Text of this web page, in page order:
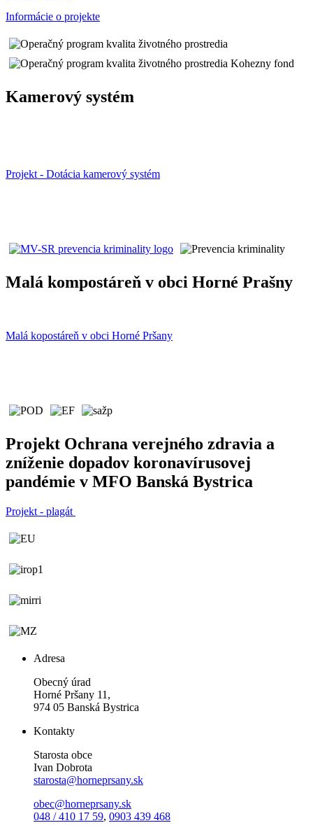
Informácie o projekte
Kamerový systém
Projekt - Dotácia kamerový systém
Malá kompostáreň v obci Horné Prašny
Malá kopostáreň v obci Horné Pršany
Projekt Ochrana verejného zdravia a
zníženie dopadov koronavírusovej
pandémie v MFO Banská Bystrica
Projekt - plagát
Adresa
Obecný úrad
Horné Pršany 11,
974 05 Banská Bystrica
Kontakty
Starosta obce
Ivan Dobrota
starosta@horneprsany.sk
obec@horneprsany.sk
048 / 410 17 59, 0903 439 468